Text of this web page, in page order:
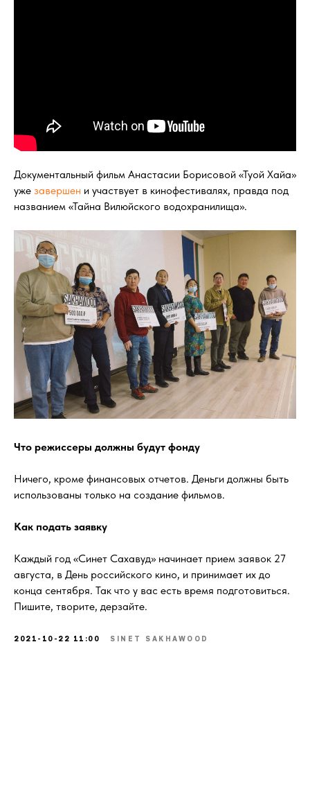
Документальный фильм Анастасии Борисовой «Туой Хайа»
уже завершен и участвует в кинофестивалях, правда под
названием «Тайна Вилюйского водохранилища».
Что режиссеры должны будут фонду
Ничего, кроме финансовых отчетов. Деньги должны быть
использованы только на создание фильмов.
Как подать заявку
Каждый год «Синет Сахавуд» начинает прием заявок 27
августа, в День российского кино, и принимает их до
конца сентября. Так что у вас есть время подготовиться.
Пишите, творите, дерзайте.
2021-10-22 11:00 SINET SAKHAWOOD